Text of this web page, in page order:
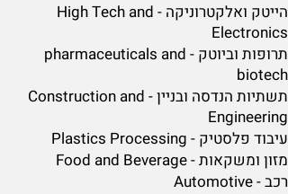
הייטק ואלקטרוניקה - High Tech and
Electronics
תרופות וביוטק - pharmaceuticals and
biotech
תשתיות הנדסה ובניין - Construction and
Engineering
עיבוד פלסטיק - Plastics Processing
מזון ומשקאות - Food and Beverage
רכב - Automotive